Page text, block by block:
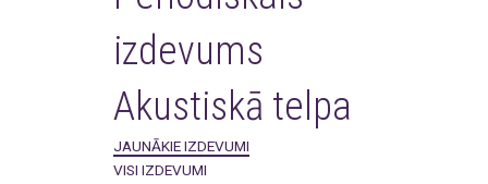
izdevums
Akustiskā telpa
JAUNĀKIE IZDEVUMI
VISI IZDEVUMI